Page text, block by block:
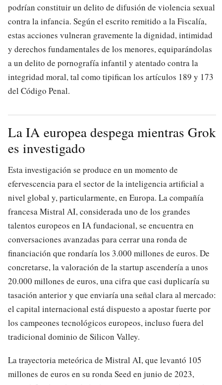
podrían constituir un delito de difusión de violencia sexual
contra la infancia. Según el escrito remitido a la Fiscalía,
estas acciones vulneran gravemente la dignidad, intimidad
y derechos fundamentales de los menores, equiparándolas
a un delito de pornografía infantil y atentado contra la
integridad moral, tal como tipifican los artículos 189 y 173
del Código Penal.
La IA europea despega mientras Grok
es investigado
Esta investigación se produce en un momento de
efervescencia para el sector de la inteligencia artificial a
nivel global y, particularmente, en Europa. La compañía
francesa Mistral AI, considerada uno de los grandes
talentos europeos en IA fundacional, se encuentra en
conversaciones avanzadas para cerrar una ronda de
financiación que rondaría los 3.000 millones de euros. De
concretarse, la valoración de la startup ascendería a unos
20.000 millones de euros, una cifra que casi duplicaría su
tasación anterior y que enviaría una señal clara al mercado:
el capital internacional está dispuesto a apostar fuerte por
los campeones tecnológicos europeos, incluso fuera del
tradicional dominio de Silicon Valley.
La trayectoria meteórica de Mistral AI, que levantó 105
millones de euros en su ronda Seed en junio de 2023,